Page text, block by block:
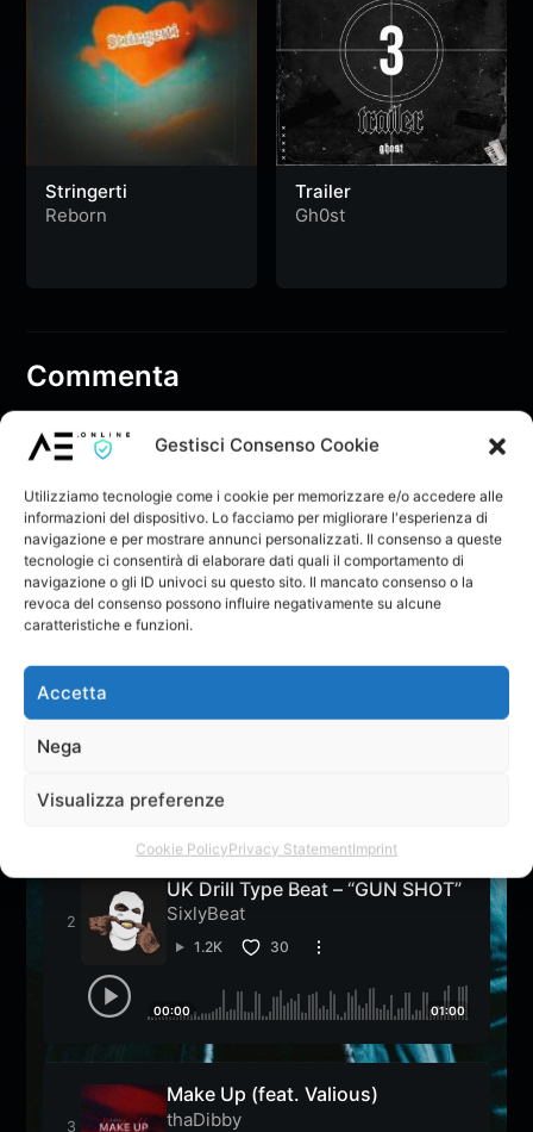
Gestisci Consenso Cookie
Utilizziamo tecnologie come i cookie per memorizzare e/o accedere alle
informazioni del dispositivo. Lo facciamo per migliorare l'esperienza di
navigazione e per mostrare annunci personalizzati. Il consenso a queste
tecnologie ci consentirà di elaborare dati quali il comportamento di
navigazione o gli ID univoci su questo sito. Il mancato consenso o la
revoca del consenso possono influire negativamente su alcune
caratteristiche e funzioni.
Accetta
Nega
Visualizza preferenze
Cookie PolicyPrivacy StatementImprint
Stringerti
Reborn
Trailer
Gh0st
Commenta
Devi essere loggato per pubblicare un
CLASSIFICA
classifiche di AE
1.5K
UK Drill Type Beat – “GUN SHOT”
SixlyBeat
1.2K 30
00:00 01:00
Make Up (feat. Valious)
thaDibby